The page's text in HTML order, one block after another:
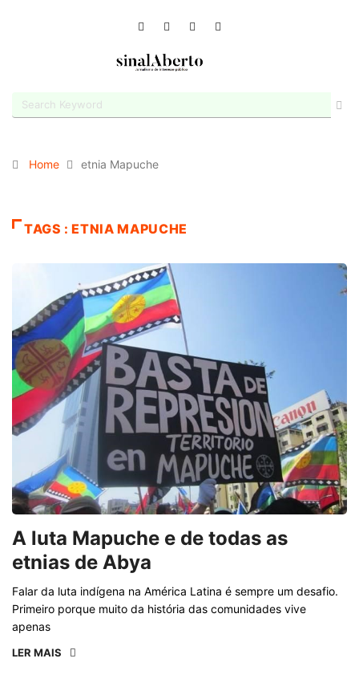
Home etnia Mapuche
TAGS : ETNIA MAPUCHE
A luta Mapuche e de todas as
etnias de Abya
Falar da luta indígena na América Latina é sempre um desafio.
Primeiro porque muito da história das comunidades vive
apenas
LER MAIS